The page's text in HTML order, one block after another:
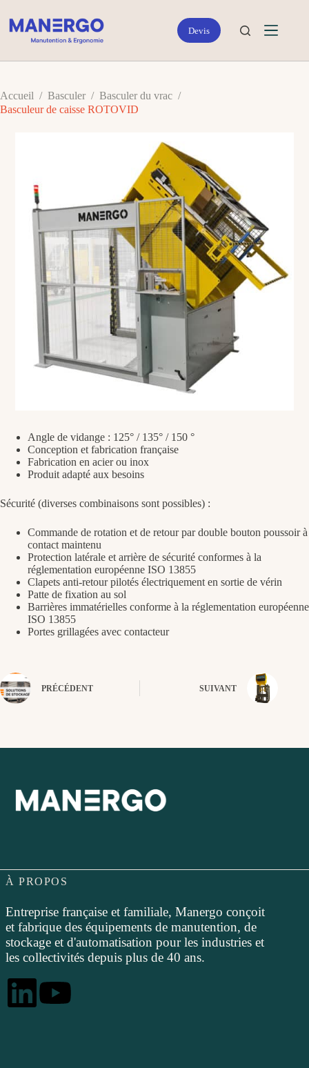
au
contenu
Accueil / Basculer / Basculer du vrac /
Basculeur de caisse ROTOVID
Angle de vidange : 125° / 135° / 150 °
Conception et fabrication française
Fabrication en acier ou inox
Produit adapté aux besoins
Sécurité (diverses combinaisons sont possibles) :
Commande de rotation et de retour par double bouton poussoir à
contact maintenu
Protection latérale et arrière de sécurité conformes à la
réglementation européenne ISO 13855
Clapets anti-retour pilotés électriquement en sortie de vérin
Patte de fixation au sol
Barrières immatérielles conforme à la réglementation européenne
ISO 13855
Portes grillagées avec contacteur
PRÉCÉDENT SUIVANT
À PROPOS
Entreprise française et familiale, Manergo conçoit
et fabrique des équipements de manutention, de
stockage et d'automatisation pour les industries et
les collectivités depuis plus de 40 ans.